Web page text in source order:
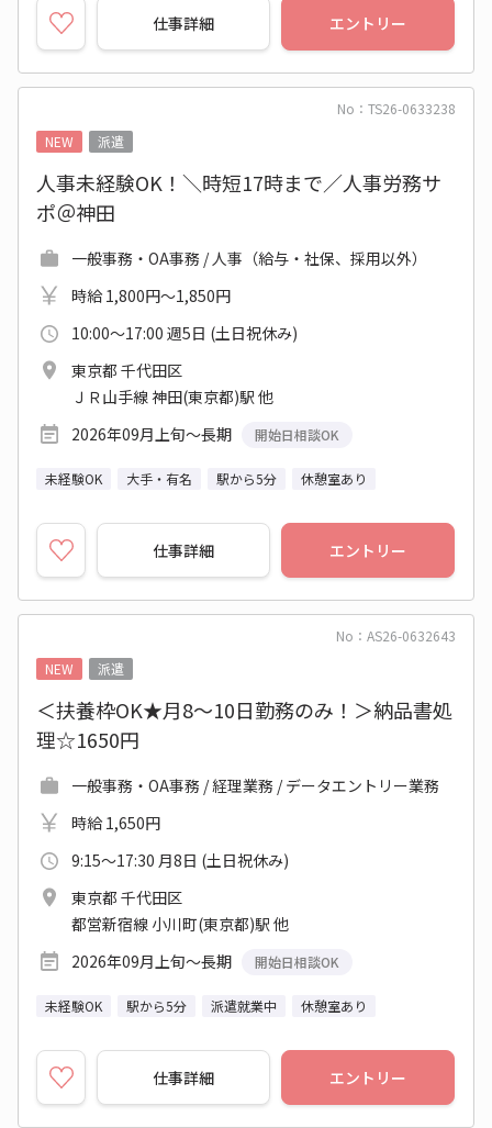
仕事詳細 エントリー
No：TS26-0633238
NEW
派遣
人事未経験OK！＼時短17時まで／人事労務サ
ポ＠神田
一般事務・OA事務 / 人事（給与・社保、採用以外）
時給 1,800円～1,850円
10:00～17:00 週5日 (土日祝休み)
東京都 千代田区
ＪＲ山手線 神田(東京都)駅 他
2026年09月上旬～長期
開始日相談OK
未経験OK 大手・有名 駅から5分 休憩室あり
仕事詳細 エントリー
No：AS26-0632643
NEW
派遣
＜扶養枠OK★月8～10日勤務のみ！＞納品書処
理☆1650円
一般事務・OA事務 / 経理業務 / データエントリー業務
時給 1,650円
9:15～17:30 月8日 (土日祝休み)
東京都 千代田区
都営新宿線 小川町(東京都)駅 他
2026年09月上旬～長期
開始日相談OK
未経験OK 駅から5分 派遣就業中 休憩室あり
仕事詳細 エントリー